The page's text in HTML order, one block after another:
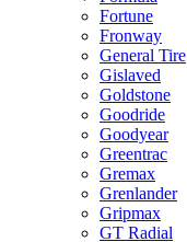
Fortune
Fronway
General Tire
Gislaved
Goldstone
Goodride
Goodyear
Greentrac
Gremax
Grenlander
Gripmax
GT Radial